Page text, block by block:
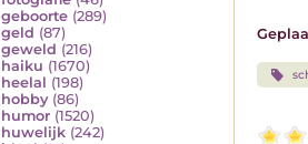
geboorte (289)
geld (87)
geweld (216)
haiku (1670)
heelal (198)
hobby (86)
humor (1520)
huwelijk (242)